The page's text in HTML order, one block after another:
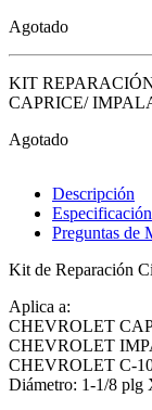
Agotado
KIT
CAPRICE/
Agotado
Descripción
Especificación
Preguntas de
Kit de Reparación
Aplica a:
CHEVROLET
CHEVROLET
CHEVROLET C-
Diámetro: 1-1/8 plg